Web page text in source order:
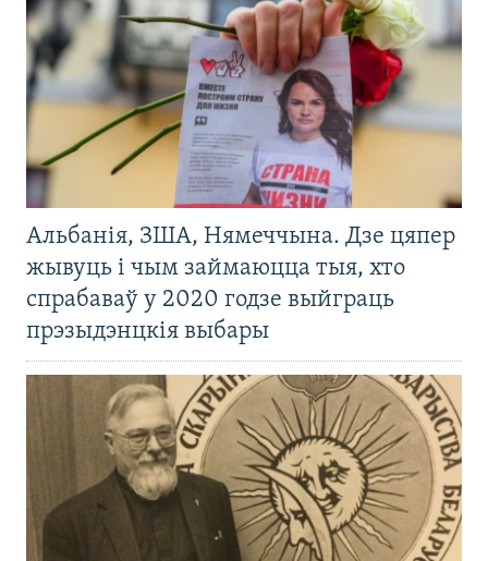
Альбанія, ЗША, Нямеччына. Дзе цяпер
жывуць і чым займаюцца тыя, хто
спрабаваў у 2020 годзе выйграць
прэзыдэнцкія выбары